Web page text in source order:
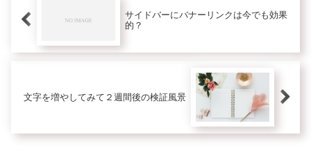
サイドバーにバナーリンクは今でも効果
的？
文字を増やしてみて２週間後の検証風景